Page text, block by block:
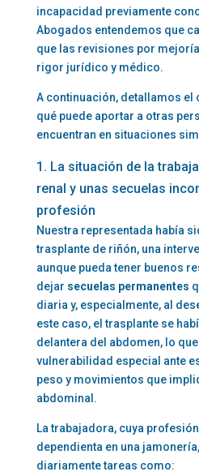
incapacidad previamente
Abogados entendemos que
que las revisiones por
rigor jurídico y médico.
A continuación, detallamos el
qué puede aportar a otras
encuentran en situaciones
1. La situación de la
renal y unas secuelas
profesión
Nuestra representada había
trasplante de riñón, una
aunque pueda tener buenos
dejar secuelas permanentes
diaria y, especialmente, al
este caso, el trasplante se
delantera del abdomen, lo
vulnerabilidad especial ante
peso y movimientos que
abdominal.
La trabajadora, cuya
dependienta en una
diariamente tareas como: